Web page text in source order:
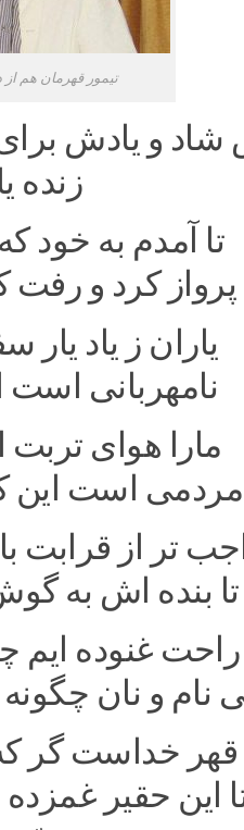
تیمور قهرمان هم
شاد و یادش
زنده
تا آمدم به خود
پرواز کرد و
یاران ز یاد یار
نامهربانی
مارا هوای
است این
تر از
تا بنده اش به
راحت غنوده ایم
نام و نان
قهر خداست گر که
این حقیر